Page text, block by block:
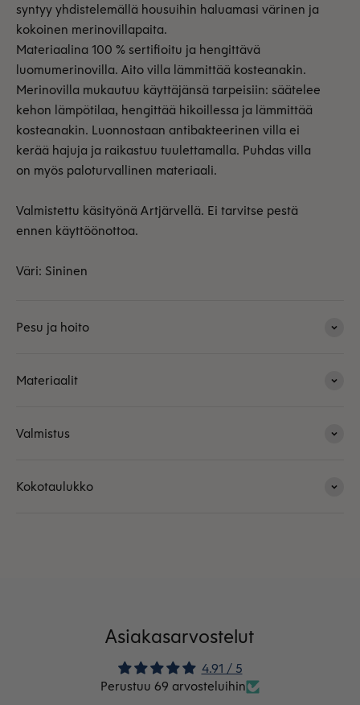
syntyy yhdistelemällä housuihin haluamasi värinen ja
kokoinen merinovillapaita.
Materiaalina 100 % sertifioitu ja hengittävä
luomumerinovilla. Aito villa lämmittää kosteanakin.
Merinovilla mukautuu käyttäjänsä tarpeisiin: säätelee
kehon lämpötilaa, hengittää hikoillessa ja lämmittää
kosteanakin. Luonnostaan antibakteerinen villa ei
kerää hajuja ja raikastuu tuulettamalla. Puhdas villa
on myös paloturvallinen materiaali.
Valmistettu käsityönä Artjärvellä. Ei tarvitse pestä
ennen käyttöönottoa.
Väri: Sininen
Pesu ja hoito
Materiaalit
Valmistus
Kokotaulukko
Asiakasarvostelut
4.91 / 5
Perustuu 69 arvosteluihin